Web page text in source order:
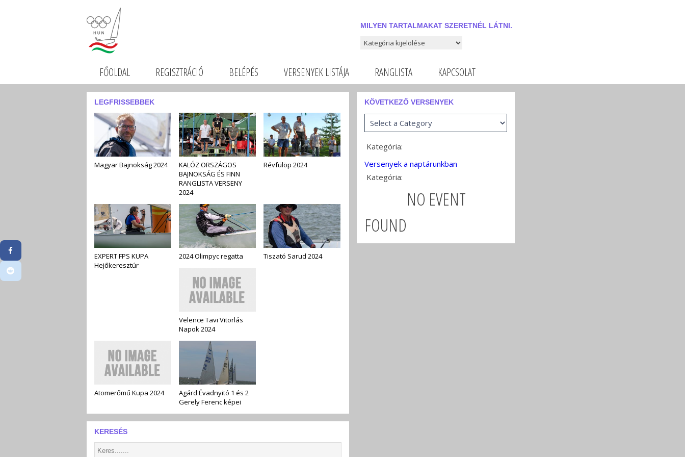
MILYEN TARTALMAKAT SZERETNÉL LÁTNI.
Milyen tartalmakat szeretnél látni.
FŐOLDAL REGISZTRÁCIÓ BELÉPÉS VERSENYEK LISTÁJA RANGLISTA KAPCSOLAT
LEGFRISSEBBEK
Magyar Bajnokság 2024
KALÓZ ORSZÁGOS
BAJNOKSÁG ÉS FINN
RANGLISTA VERSENY
2024
Révfülöp 2024
EXPERT FPS KUPA
Hejőkeresztúr
2024 Olimpyc regatta Tiszató Sarud 2024
Velence Tavi Vitorlás
Napok 2024
Atomerőmű Kupa 2024
Agárd Évadnyitó 1 és 2
Gerely Ferenc képei
KERESÉS
KÖVETKEZŐ VERSENYEK
Kategória:
Versenyek a naptárunkban
Kategória:
NO EVENT
FOUND